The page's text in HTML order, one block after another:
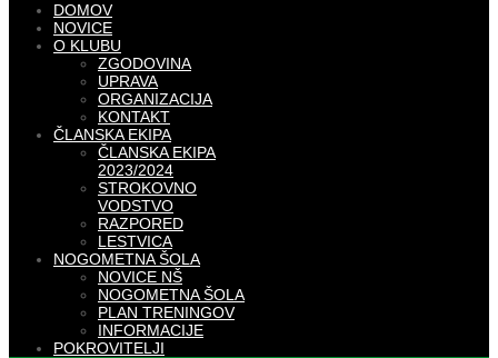
DOMOV
NOVICE
O KLUBU
ZGODOVINA
UPRAVA
ORGANIZACIJA
KONTAKT
ČLANSKA EKIPA
ČLANSKA EKIPA
2023/2024
STROKOVNO
VODSTVO
RAZPORED
LESTVICA
NOGOMETNA ŠOLA
NOVICE NŠ
NOGOMETNA ŠOLA
PLAN TRENINGOV
INFORMACIJE
POKROVITELJI